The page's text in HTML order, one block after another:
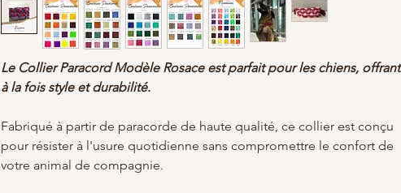
Le Collier Paracord Modèle Rosace est parfait pour les chiens, offrant
à la fois style et durabilité.
Fabriqué à partir de paracorde de haute qualité, ce collier est conçu
pour résister à l'usure quotidienne sans compromettre le confort de
votre animal de compagnie.